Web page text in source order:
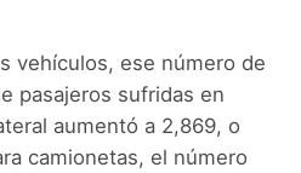
vehículos, ese número de
pasajeros sufridas en
aumentó a 2,869, o
camionetas, el número